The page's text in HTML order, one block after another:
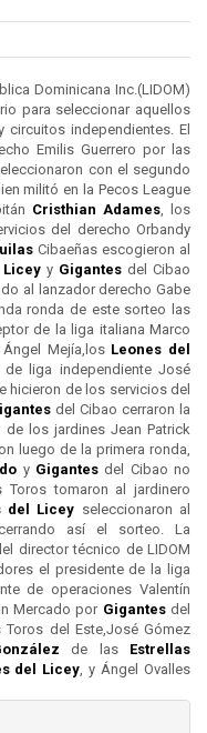
Dominicana Inc.(LIDOM)
para seleccionar aquellos
independientes. El
Emilis Guerrero por las
con el segundo
militó en la Pecos League
Cristhian Adames, los
del derecho Orbandy
Cibaeñas escogieron al
Liceyy Gigantesdel Cibao
al lanzador derecho Gabe
ronda de este sorteo las
de la liga italiana Marco
Mejía,los Leones del
liga independiente José
hicieron de los servicios del
del Cibao cerraron la
los jardines Jean Patrick
luego de la primera ronda,
y Gigantes del Cibao no
Toros tomaron al jardinero
del Licey seleccionaron al
así el sorteo. La
director técnico de LIDOM
el presidente de la liga
de operaciones Valentín
Mercado por Gigantesdel
del Este,José Gómez
de las Estrellas
del Licey , y Ángel Ovalles